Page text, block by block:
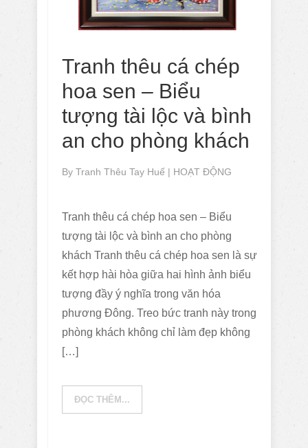
Tranh thêu cá chép
hoa sen – Biểu
tượng tài lộc và bình
an cho phòng khách
By Tranh Thêu Tay Huế | HOẠT ĐỘNG
Tranh thêu cá chép hoa sen – Biểu
tượng tài lộc và bình an cho phòng
khách Tranh thêu cá chép hoa sen là sự
kết hợp hài hòa giữa hai hình ảnh biểu
tượng đầy ý nghĩa trong văn hóa
phương Đông. Treo bức tranh này trong
phòng khách không chỉ làm đẹp không
[…]
ĐỌC THÊM...